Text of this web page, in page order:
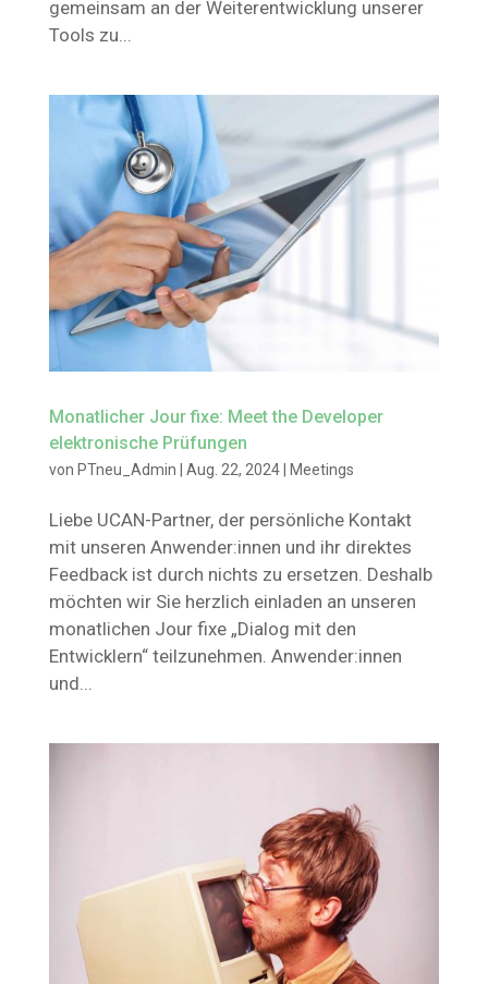
gemeinsam an der Weiterentwicklung unserer
Tools zu...
Monatlicher Jour fixe: Meet the Developer
elektronische Prüfungen
von PTneu_Admin Aug. 22, 2024| Meetings
Liebe UCAN-Partner, der persönliche Kontakt
mit unseren Anwender:innen und ihr direktes
Feedback ist durch nichts zu ersetzen. Deshalb
möchten wir Sie herzlich einladen an unseren
monatlichen Jour fixe „Dialog mit den
Entwicklern“ teilzunehmen. Anwender:innen
und...